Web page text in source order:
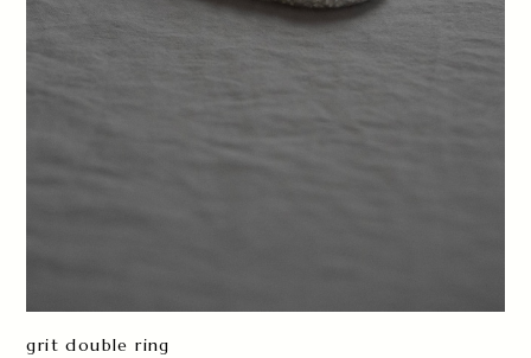
grit double ring